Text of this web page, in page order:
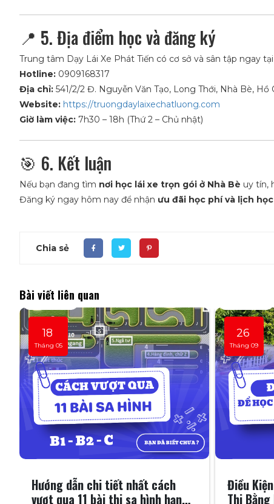
📍 5. Địa điểm học và đăng ký
Trung tâm Dạy Lái Xe Phát Tiến có cơ sở và sân tập ngay
Hotline: 0909168317
Địa chỉ: 541/2/2 Đ. Nguyễn Văn Tạo, Long Thới, Nhà Bè, Hồ
Website: https://truongdaylaixechatluong.com
Giờ làm việc: 7h30 – 18h (Thứ 2 – Chủ nhật)
🎯 6. Kết luận
Nếu bạn đang tìm nơi học lái xe trọn gói ở Nhà Bè uy tín,
Đăng ký ngay hôm nay để nhận ưu đãi học phí và lịch
Chia sẻ
Bài viết liên quan
18
Tháng 05
Hướng dẫn chi tiết nhất cách
vượt qua 11 bài thi sa hình hạng
26
Tháng 09
Điều
Thi